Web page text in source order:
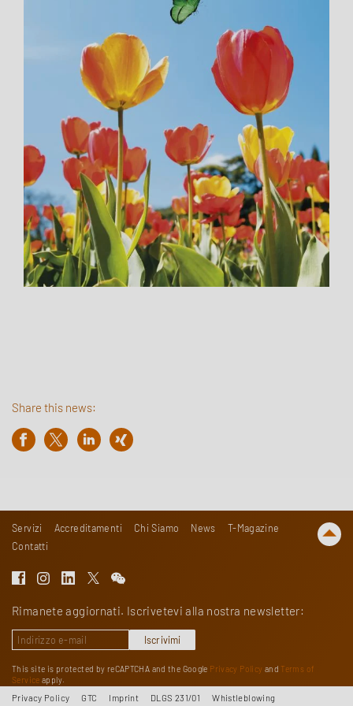
Share this news:
Servizi Accreditamenti Chi Siamo News
T-Magazine
Contatti
Rimanete aggiornati. Iscrivetevi alla nostra newsletter:
Iscrivimi
This site is protected by reCAPTCHA and the Google Privacy Policy and Terms of
Service apply.
Privacy Policy GTC Imprint DLGS 231/01
Whistleblowing